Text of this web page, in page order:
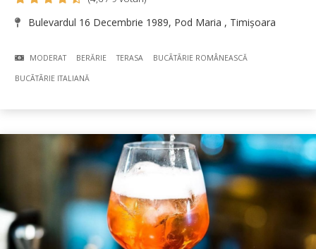
Bulevardul 16 Decembrie 1989, Pod Maria , Timișoara
MODERAT BERĂRIE TERASA BUCÃTÃRIE ROMÂNEASCĂ
BUCÃTÃRIE ITALIANĂ